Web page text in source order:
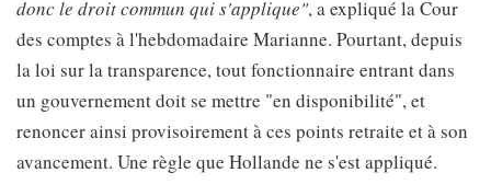
donc le droit commun qui s'applique", a expliqué la Cour
des comptes à l'hebdomadaire Marianne. Pourtant, depuis
la loi sur la transparence, tout fonctionnaire entrant dans
un gouvernement doit se mettre "en disponibilité", et
renoncer ainsi provisoirement à ces points retraite et à son
avancement. Une règle que Hollande ne s'est appliqué.